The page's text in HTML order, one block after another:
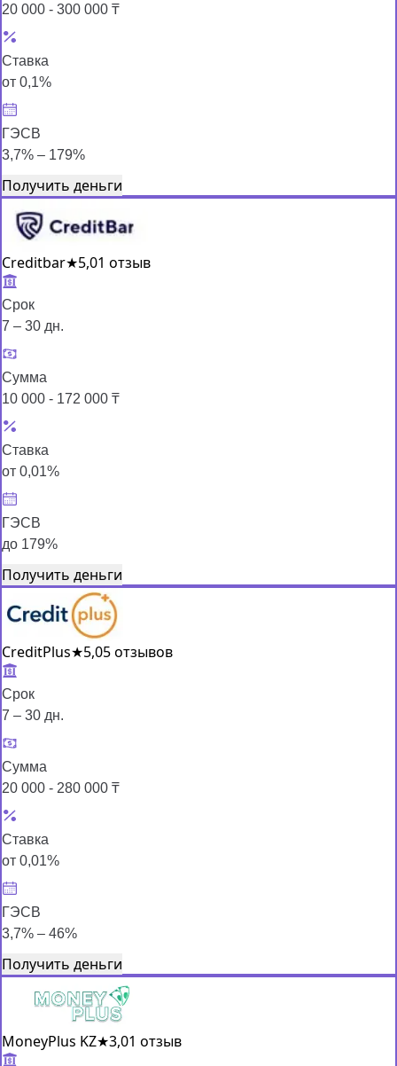
20 000 - 300 000 ₸
Ставка
от 0,1%
ГЭСВ
3,7% – 179%
Получить деньги
Creditbar★5,01 отзыв
Срок
7 – 30 дн.
Сумма
10 000 - 172 000 ₸
Ставка
от 0,01%
ГЭСВ
до 179%
Получить деньги
CreditPlus★5,05 отзывов
Срок
7 – 30 дн.
Сумма
20 000 - 280 000 ₸
Ставка
от 0,01%
ГЭСВ
3,7% – 46%
Получить деньги
MoneyPlus KZ★3,01 отзыв